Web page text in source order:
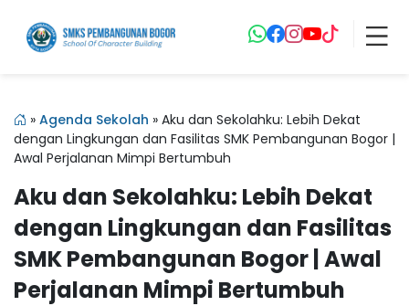
» Agenda Sekolah » Aku dan Sekolahku: Lebih Dekat
dengan Lingkungan dan Fasilitas SMK Pembangunan Bogor |
Awal Perjalanan Mimpi Bertumbuh
Aku dan Sekolahku: Lebih Dekat
dengan Lingkungan dan Fasilitas
SMK Pembangunan Bogor | Awal
Perjalanan Mimpi Bertumbuh